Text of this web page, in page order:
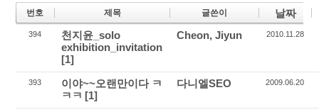
번호 제목 글쓴이 날짜
394
천지윤_solo
exhibition_invitation
[1]
Cheon, Jiyun 2010.11.28
393
이야~~오랜만이다 ㅋ
ㅋㅋ [1]
다니엘SEO 2009.06.20